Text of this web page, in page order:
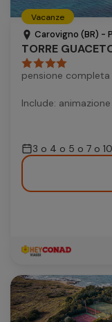
Vacanze
Carovigno (BR) -
TORRE
pensione
Include:
3 o 4 o 5 o 7 o